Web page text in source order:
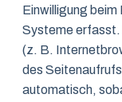
Einwilligung
Systeme erfasst.
(z. B.
des
automatisch,